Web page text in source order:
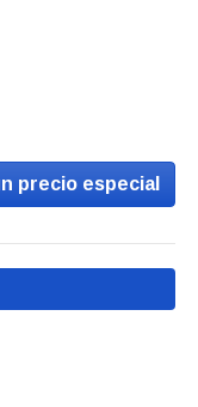
precio especial